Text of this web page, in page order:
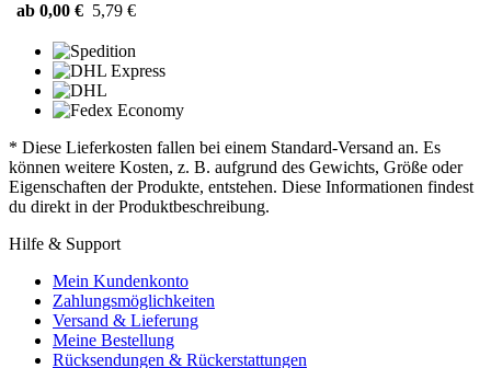
ab 0,00 € 5,79 €
* Diese Lieferkosten fallen bei einem Standard-Versand an. Es
können weitere Kosten, z. B. aufgrund des Gewichts, Größe oder
Eigenschaften der Produkte, entstehen. Diese Informationen findest
du direkt in der Produktbeschreibung.
Hilfe & Support
Mein Kundenkonto
Zahlungsmöglichkeiten
Versand & Lieferung
Meine Bestellung
Rücksendungen & Rückerstattungen